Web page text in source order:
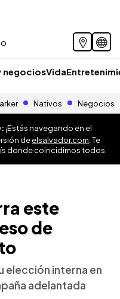
negociosVida
Nativos Negocios
¡Estás navegando en el
deelsalvador.com . Te
donde coincidimos todos.
este
de
elección interna en
adelantada